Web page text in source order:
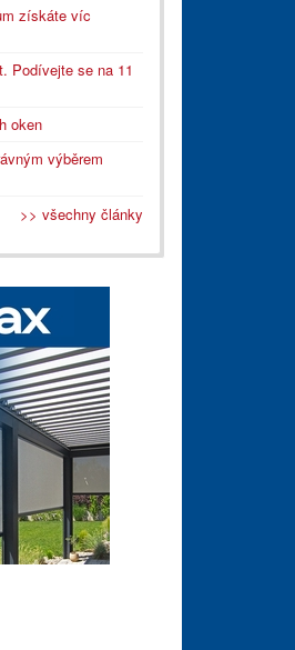
získáte víc
Podívejte se na 11
oken
výběrem
>> všechny články